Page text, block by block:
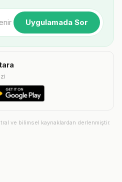
Uygulamada Sor
ve bilimsel kaynaklardan derlenmiştir.